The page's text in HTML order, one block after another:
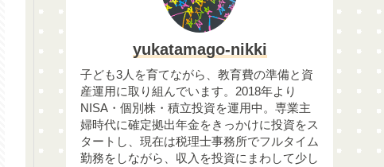
yukatamago-nikki
子ども3人を育てながら、教育費の準備と資
産運用に取り組んでいます。2018年より
NISA・個別株・積立投資を運用中。専業主
婦時代に確定拠出年金をきっかけに投資をス
タートし、現在は税理士事務所でフルタイム
勤務をしながら、収入を投資にまわして少し